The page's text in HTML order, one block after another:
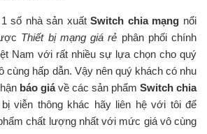
số nhà sản xuấtSwitch chia mạng nổi
Thiết bị mạng giá rẻ phân phối chính
Nam với rất nhiều sự lựa chọn cho quý
cùng hấp dẫn. Vậy nên quý khách có nhu
báo giávề các sản phẩm Switch chia
viễn thông khác hãy liên hệ với tôi để
chất lượng nhất với mức giá vô cùng